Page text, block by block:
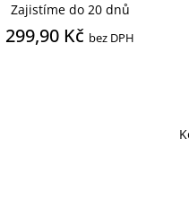
Zajistíme do 20 dnů
299,90 Kč bez DPH